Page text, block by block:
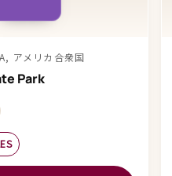
アメリカ合衆国
Park